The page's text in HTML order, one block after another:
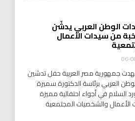
الوطن العربي يدشّن
من سيدات الأعمال
جمهورية مصر العربية حفل تدشين
الوطن العربي برئاسة الدكتورة سميرة
السلام في أجواء احتفالية مميزة
والشخصيات المجتمعية